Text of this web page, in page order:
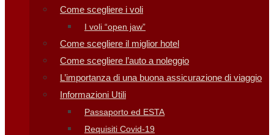
Come scegliere i voli
I voli “open jaw”
Come scegliere il miglior hotel
Come scegliere l’auto a noleggio
L’importanza di una buona assicurazione di viaggio
Informazioni Utili
Passaporto ed ESTA
Requisiti Covid-19